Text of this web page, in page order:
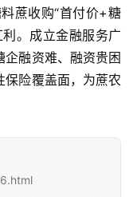
蔗收购“首付价+糖
。成立金融服务广
融资难、融资贵困
保险覆盖面，为蔗农